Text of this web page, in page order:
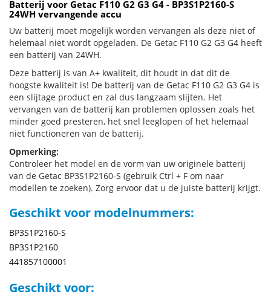
Batterij voor Getac F110 G2 G3 G4 - BP3S1P2160-S
24WH vervangende accu
Uw batterij moet mogelijk worden vervangen als deze niet of
helemaal niet wordt opgeladen. De Getac F110 G2 G3 G4 heeft
een batterij van 24WH.
Deze batterij is van A+ kwaliteit, dit houdt in dat dit de
hoogste kwaliteit is! De batterij van de Getac F110 G2 G3 G4 is
een slijtage product en zal dus langzaam slijten. Het
vervangen van de batterij kan problemen oplossen zoals het
minder goed presteren, het snel leeglopen of het helemaal
niet functioneren van de batterij.
Opmerking:
Controleer het model en de vorm van uw originele batterij
van de Getac BP3S1P2160-S (gebruik Ctrl + F om naar
modellen te zoeken). Zorg ervoor dat u de juiste batterij krijgt.
Geschikt voor modelnummers:
BP3S1P2160-S
BP3S1P2160
441857100001
Geschikt voor: